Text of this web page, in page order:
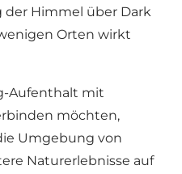
Himmel über Dark
Orten wirkt
Aufenthalt mit
möchten,
Umgebung von
Naturerlebnisse auf